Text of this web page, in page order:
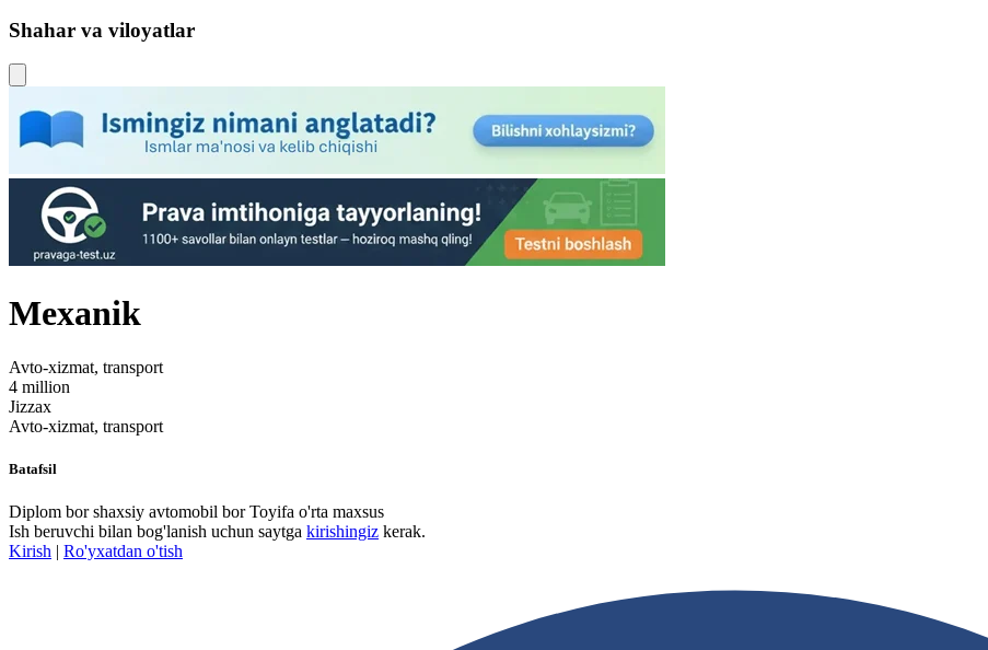
Shahar va viloyatlar
Mexanik
Avto-xizmat, transport
4 million
Jizzax
Avto-xizmat, transport
Batafsil
Diplom bor shaxsiy avtomobil bor Toyifa o'rta maxsus
Ish beruvchi bilan bog'lanish uchun saytga kirishingiz kerak.
Kirish | Ro'yxatdan o'tish